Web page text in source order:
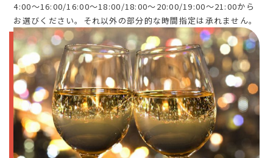
4:00～16:00/16:00～18:00/18:00～20:00/19:00～21:00から
お選びください。それ以外の部分的な時間指定は承れません。